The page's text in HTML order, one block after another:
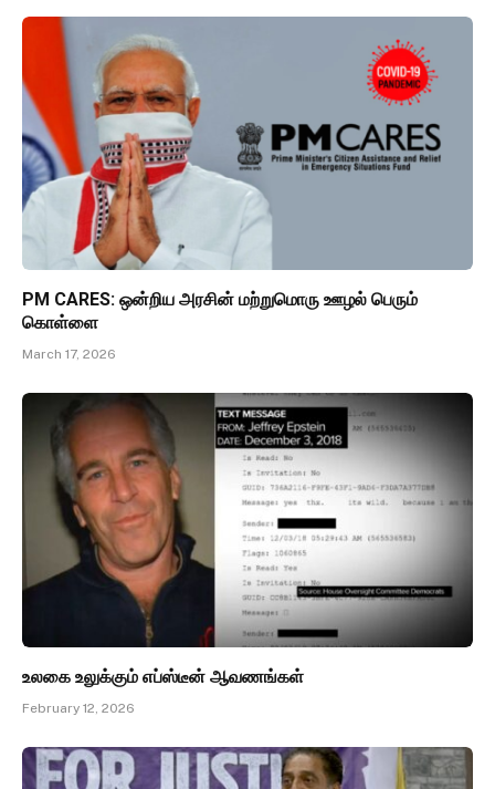
PM CARES: ஒன்றிய அரசின் மற்றுமொரு ஊழல் பெரும்
கொள்ளை
March 17, 2026
உலகை உலுக்கும் எப்ஸ்டீன் ஆவணங்கள்
February 12, 2026